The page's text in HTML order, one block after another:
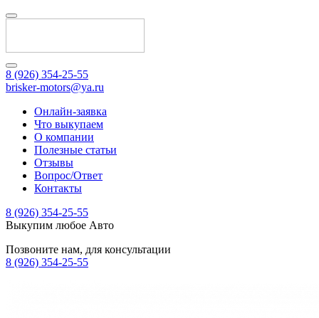
8 (926) 354-25-55
brisker-motors@ya.ru
Онлайн-заявка
Что выкупаем
О компании
Полезные статьи
Отзывы
Вопрос/Ответ
Контакты
8 (926) 354-25-55
Выкупим любое Авто
Позвоните нам, для консультации
8 (926) 354-25-55